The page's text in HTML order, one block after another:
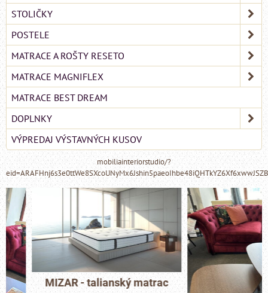
STOLIČKY
POSTELE
MATRACE A ROŠTY RESETO
MATRACE MAGNIFLEX
MATRACE BEST DREAM
DOPLNKY
VÝPREDAJ VÝSTAVNÝCH KUSOV
mobiliainteriorstudio/?
MIZAR - talianský matrac